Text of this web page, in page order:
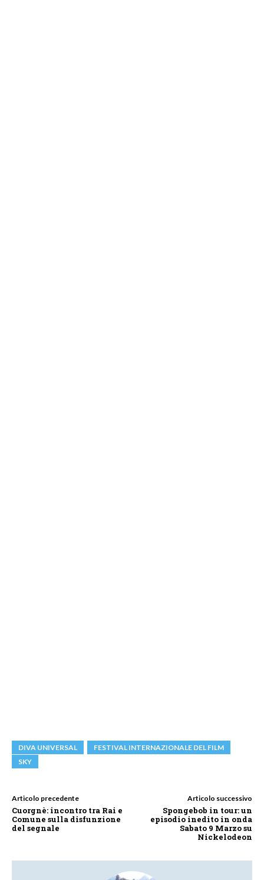
DIVA UNIVERSAL
FESTIVAL INTERNAZIONALE DEL FILM
SKY
Articolo precedente
Cuorgnè: incontro tra Rai e
Comune sulla disfunzione
del segnale
Articolo successivo
Spongebob in tour: un
episodio inedito in onda
Sabato 9 Marzo su
Nickelodeon